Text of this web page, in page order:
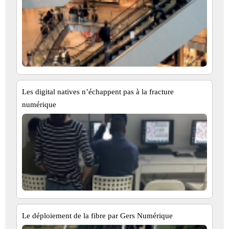
Les digital natives n’échappent pas à la fracture
numérique
Le déploiement de la fibre par Gers Numérique